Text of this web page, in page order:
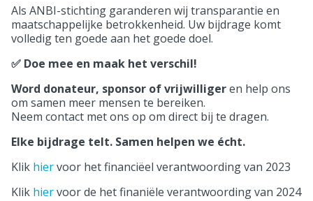
Als ANBI-stichting garanderen wij transparantie en
maatschappelijke betrokkenheid. Uw bijdrage komt
volledig ten goede aan het goede doel.
✅ Doe mee en maak het verschil!
Word donateur, sponsor of vrijwilligeren help ons
om samen meer mensen te bereiken.
Neem contact met ons op om direct bij te dragen.
Elke bijdrage telt. Samen helpen we écht.
Klik hiervoor het financiëel verantwoording van 2023
Klik hiervoor de het finaniële verantwoording van 2024